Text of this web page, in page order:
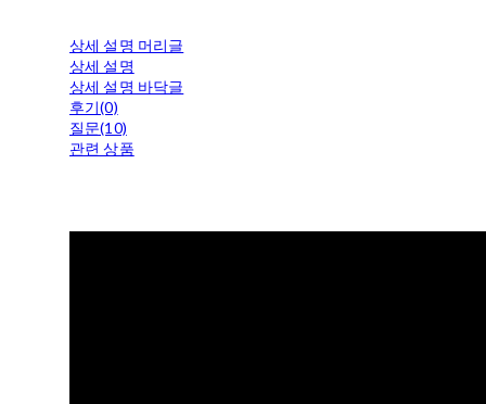
상세 설명 머리글
상세 설명
상세 설명 바닥글
후기(0)
질문(10)
관련 상품